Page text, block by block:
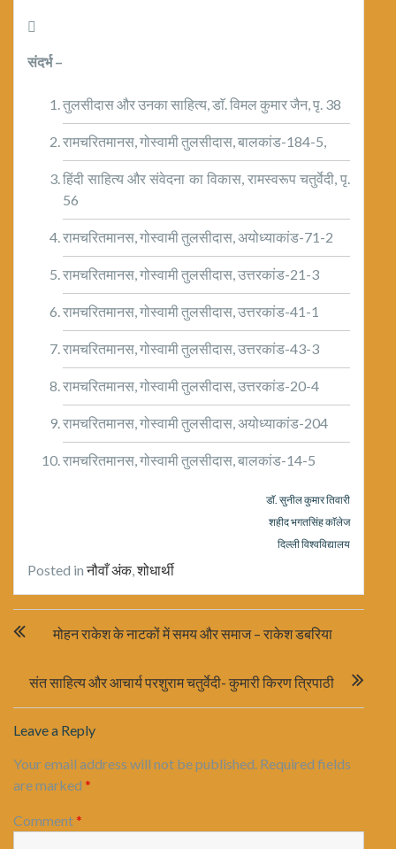

संदर्भ –
तुलसीदास और उनका साहित्य, डाॅ. विमल कुमार जैन, पृ. 38
रामचरितमानस, गोस्वामी तुलसीदास, बालकांड-184-5,
हिंदी साहित्य और संवेदना का विकास, रामस्वरूप चतुर्वेदी, पृ.
56
रामचरितमानस, गोस्वामी तुलसीदास, अयोध्याकांड-71-2
रामचरितमानस, गोस्वामी तुलसीदास, उत्तरकांड-21-3
रामचरितमानस, गोस्वामी तुलसीदास, उत्तरकांड-41-1
रामचरितमानस, गोस्वामी तुलसीदास, उत्तरकांड-43-3
रामचरितमानस, गोस्वामी तुलसीदास, उत्तरकांड-20-4
रामचरितमानस, गोस्वामी तुलसीदास, अयोध्याकांड-204
रामचरितमानस, गोस्वामी तुलसीदास, बालकांड-14-5
डाॅ. सुनील कुमार तिवारी
शहीद भगतसिंह काॅलेज
दिल्ली विश्वविद्यालय
Posted inनौवाँ अंक,शोधार्थी
navigationमोहन राकेश के नाटकों में समय और समाज – राकेश डबरिया
संत साहित्य और आचार्य परशुराम चतुर्वेदी- कुमारी किरण त्रिपाठी
Leave a Reply
Your email address will not be published. Required fields
are marked *
Comment*